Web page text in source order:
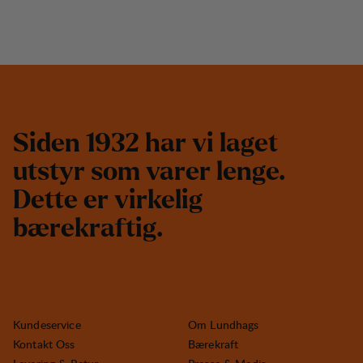
Siden 1932 har vi laget
utstyr som varer lenge.
Dette er virkelig
bærekraftig.
Kundeservice
Kontakt Oss
Om Lundhags
Bærekraft